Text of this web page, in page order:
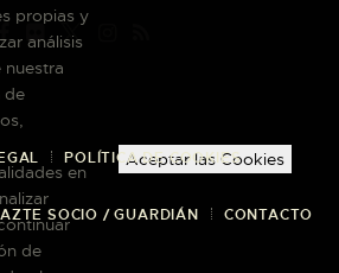
POLÍTICA DE COOKIES
SOCIO / GUARDIÁN CONTACTO
propias y
análisis
de
en
de
Aceptar las Cookies